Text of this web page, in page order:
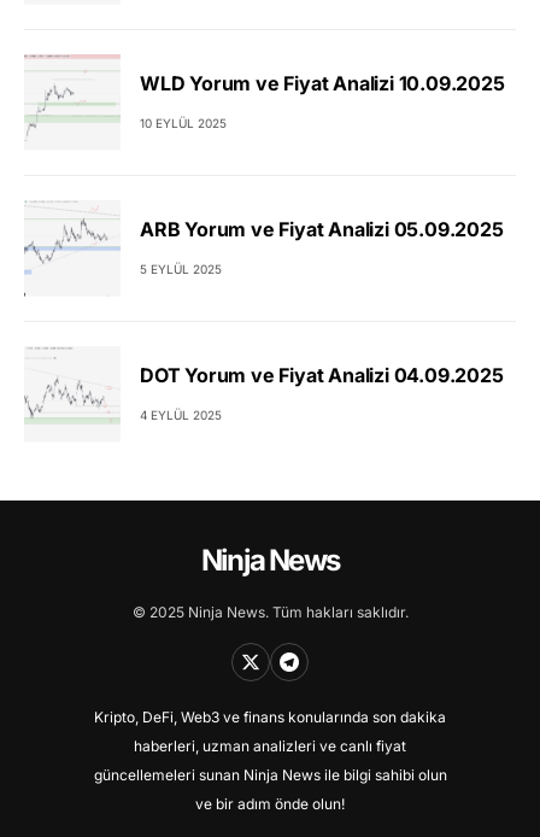
WLD Yorum ve Fiyat Analizi 10.09.2025
10 EYLÜL 2025
ARB Yorum ve Fiyat Analizi 05.09.2025
5 EYLÜL 2025
DOT Yorum ve Fiyat Analizi 04.09.2025
4 EYLÜL 2025
Ninja News
© 2025 Ninja News. Tüm hakları saklıdır.
Kripto, DeFi, Web3 ve finans konularında son dakika
haberleri, uzman analizleri ve canlı fiyat
güncellemeleri sunan Ninja News ile bilgi sahibi olun
ve bir adım önde olun!